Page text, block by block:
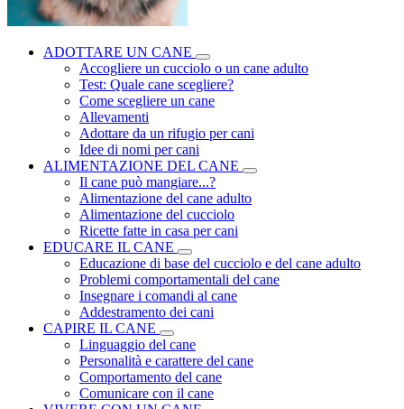
ADOTTARE UN CANE
Accogliere un cucciolo o un cane adulto
Test: Quale cane scegliere?
Come scegliere un cane
Allevamenti
Adottare da un rifugio per cani
Idee di nomi per cani
ALIMENTAZIONE DEL CANE
Il cane può mangiare...?
Alimentazione del cane adulto
Alimentazione del cucciolo
Ricette fatte in casa per cani
EDUCARE IL CANE
Educazione di base del cucciolo e del cane adulto
Problemi comportamentali del cane
Insegnare i comandi al cane
Addestramento dei cani
CAPIRE IL CANE
Linguaggio del cane
Personalità e carattere del cane
Comportamento del cane
Comunicare con il cane